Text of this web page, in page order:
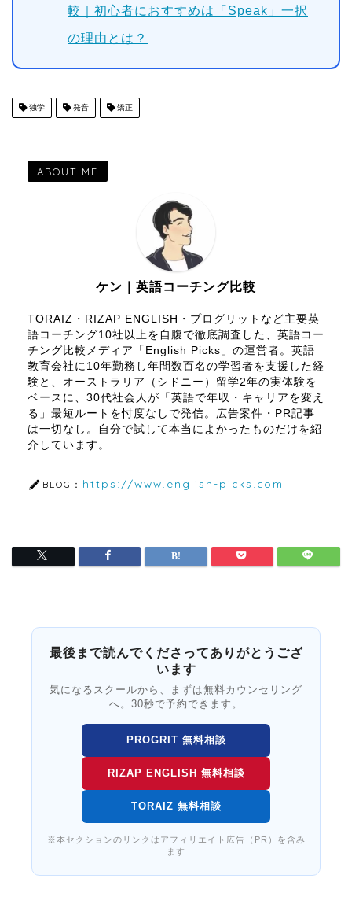
較｜初心者におすすめは「Speak」一択
の理由とは？
独学 発音 矯正
ABOUT ME
ケン｜英語コーチング比較
TORAIZ・RIZAP ENGLISH・プログリットなど主要英
語コーチング10社以上を自腹で徹底調査した、英語コー
チング比較メディア「English Picks」の運営者。英語
教育会社に10年勤務し年間数百名の学習者を支援した経
験と、オーストラリア（シドニー）留学2年の実体験を
ベースに、30代社会人が「英語で年収・キャリアを変え
る」最短ルートを忖度なしで発信。広告案件・PR記事
は一切なし。自分で試して本当によかったものだけを紹
介しています。
BLOG： https://www.english-picks.com
最後まで読んでくださってありがとうござ
います
気になるスクールから、まずは無料カウンセリング
へ。30秒で予約できます。
PROGRIT 無料相談
RIZAP ENGLISH 無料相談
TORAIZ 無料相談
※本セクションのリンクはアフィリエイト広告（PR）を含み
ます